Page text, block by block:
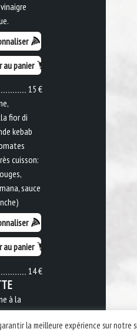
au panier
15 €
fior di
kebab
cuisson:
sauce
au panier
14 €
à la
fior dila meilleure expérience sur notre